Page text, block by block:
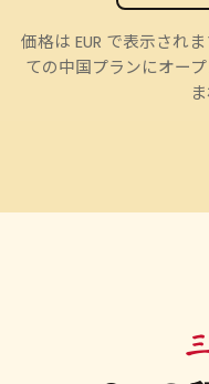
価格は EUR で表示されま
ての中国プランにオー